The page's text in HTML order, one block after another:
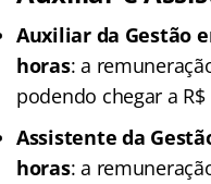
Auxiliar da Gestão
horas: a
podendo chegar a
Assistente da
horas: a